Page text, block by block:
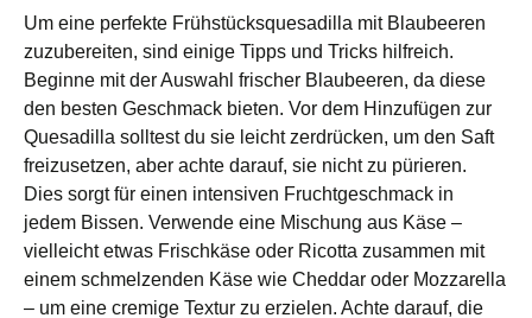
Um eine perfekte Frühstücksquesadilla mit Blaubeeren
zuzubereiten, sind einige Tipps und Tricks hilfreich.
Beginne mit der Auswahl frischer Blaubeeren, da diese
den besten Geschmack bieten. Vor dem Hinzufügen zur
Quesadilla solltest du sie leicht zerdrücken, um den Saft
freizusetzen, aber achte darauf, sie nicht zu pürieren.
Dies sorgt für einen intensiven Fruchtgeschmack in
jedem Bissen. Verwende eine Mischung aus Käse –
vielleicht etwas Frischkäse oder Ricotta zusammen mit
einem schmelzenden Käse wie Cheddar oder Mozzarella
– um eine cremige Textur zu erzielen. Achte darauf, die